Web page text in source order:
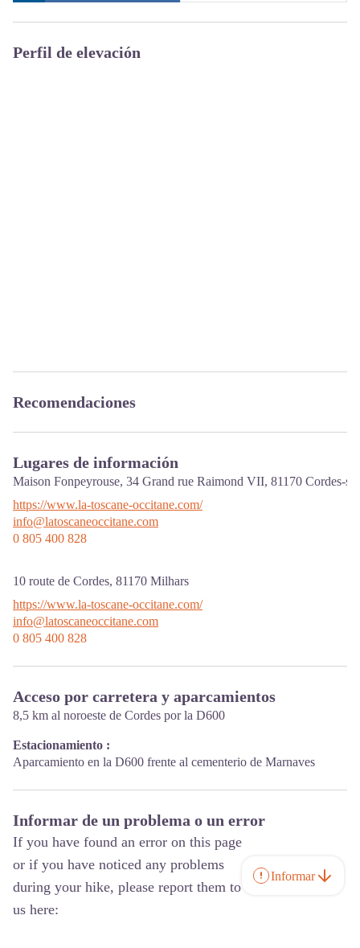
Perfil de elevación
Recomendaciones
Lugares de información
Maison Fonpeyrouse, 34 Grand rue Raimond VII, 81170 Cordes-
https://www.la-toscane-occitane.com/
info@latoscaneoccitane.com
0 805 400 828
10 route de Cordes, 81170 Milhars
https://www.la-toscane-occitane.com/
info@latoscaneoccitane.com
0 805 400 828
Acceso por carretera y aparcamientos
8,5 km al noroeste de Cordes por la D600
Estacionamiento :
Aparcamiento en la D600 frente al cementerio de Marnaves
Informar de un problema o un error
If you have found an error on this page
or if you have noticed any problems
during your hike, please report them to
us here:
Informar